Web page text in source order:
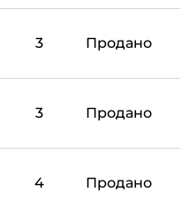
3 Продано
3 Продано
4 Продано